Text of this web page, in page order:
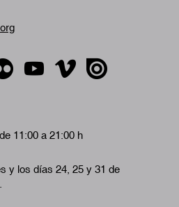
11:00 a 21:00 h
y los días 24, 25 y 31 de